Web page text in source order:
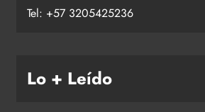
Tel: +57 3205425236
Lo + Leído